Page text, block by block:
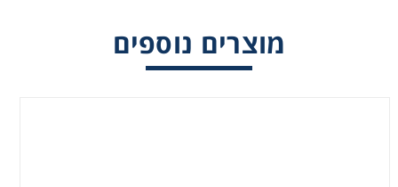
מוצרים נוספים